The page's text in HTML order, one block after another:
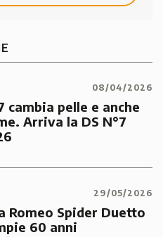
08/04/2026
cambia pelle e anche
Arriva la DS N°7
29/05/2026
Romeo Spider Duetto
60 anni